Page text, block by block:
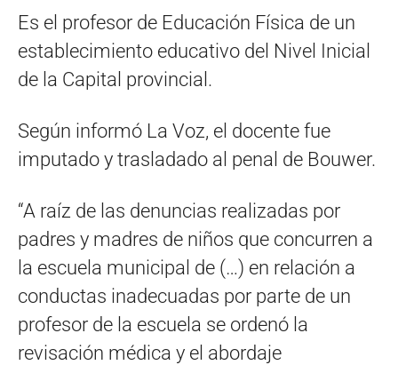
Es el profesor de Educación Física de un
establecimiento educativo del Nivel Inicial
de la Capital provincial.
Según informó La Voz, el docente fue
imputado y trasladado al penal de Bouwer.
“A raíz de las denuncias realizadas por
padres y madres de niños que concurren a
la escuela municipal de (…) en relación a
conductas inadecuadas por parte de un
profesor de la escuela se ordenó la
revisación médica y el abordaje